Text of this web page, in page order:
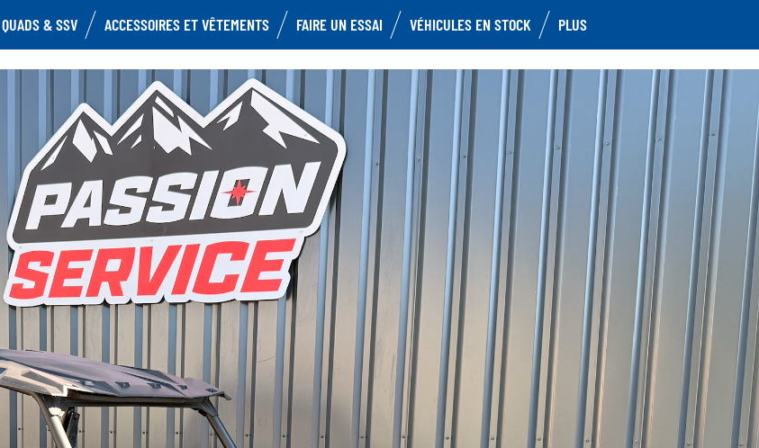
QUADS & SSV ACCESSOIRES ET VÊTEMENTS FAIRE UN ESSAI VÉHICULES EN STOCK PLUS